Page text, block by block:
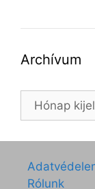
Archívum
Archívum
Rólunk